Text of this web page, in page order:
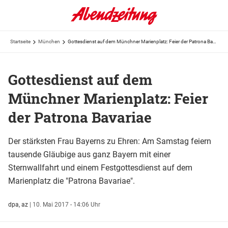
Startseite München
Gottesdienst auf dem
Münchner Marienplatz: Feier
der Patrona Bavariae
Der stärksten Frau Bayerns zu Ehren: Am Samstag feiern
tausende Gläubige aus ganz Bayern mit einer
Sternwallfahrt und einem Festgottesdienst auf dem
Marienplatz die "Patrona Bavariae".
dpa, az | 10. Mai 2017 - 14:06 Uhr